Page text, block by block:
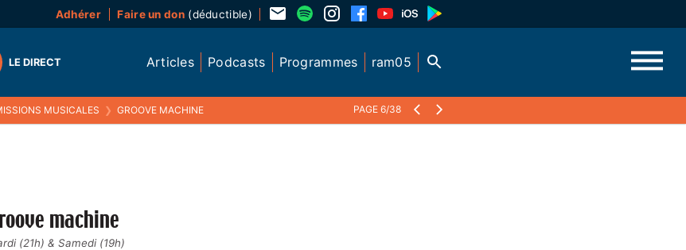
Adhérer Faire un don(déductible)
LE DIRECT Articles Podcasts Programmes ram05
MUSICALES ❯ GROOVE MACHINE PAGE 6/38
machine
(21h) & Samedi (19h)